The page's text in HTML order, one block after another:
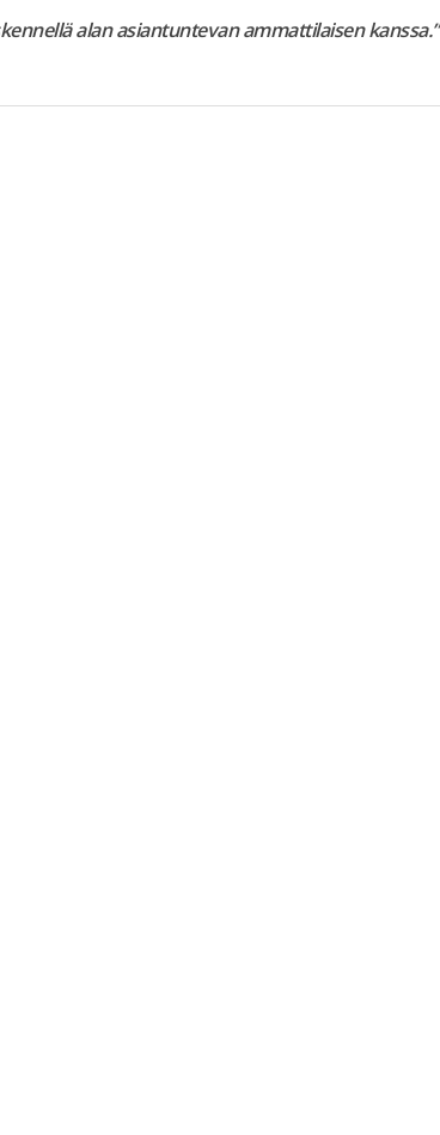
alan asiantuntevan ammattilaisen kanssa.”